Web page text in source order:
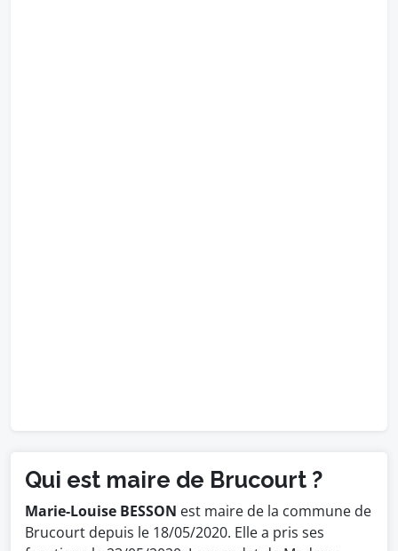
Qui est maire de Brucourt ?
Marie-Louise BESSON est maire de la commune de
Brucourt depuis le 18/05/2020. Elle a pris ses